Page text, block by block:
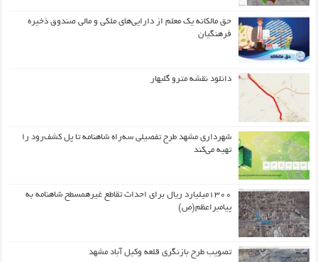
حق مالکانه یک معلم از دارایی‌های ملکی و مالی صندوق ذخیره
فرهنگیان
دانلود نقشه مترو گلبهار
شهرداری مشهد طرح تفصیلی سه‌راه شاهنامه تا پل کشف‌رود را
تهیه می‌کند
۱۳۰۰میلیارد ریال برای احداث تقاطع غیرهمسطح شاهنامه به
پیامبراعظم(ص)
تصویب طرح بازنگری قلعه وکیل آباد مشهد